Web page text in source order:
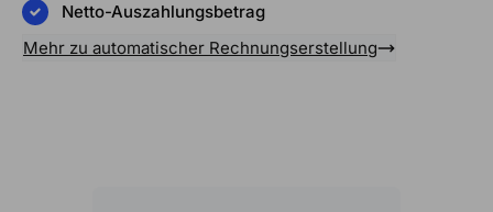
Netto-Auszahlungsbetrag
Mehr zu automatischer Rechnungserstellung